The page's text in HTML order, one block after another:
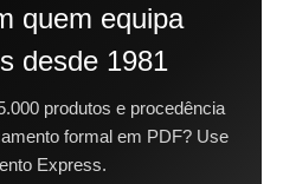
quem equipa
desde 1981
produtos e procedência
formal em PDF? Use
Express.